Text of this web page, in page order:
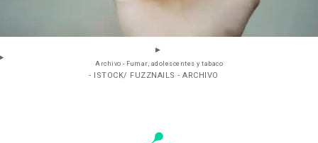
Archivo - Fumar, adolescentes y tabaco
- ISTOCK/ FUZZNAILS - ARCHIVO